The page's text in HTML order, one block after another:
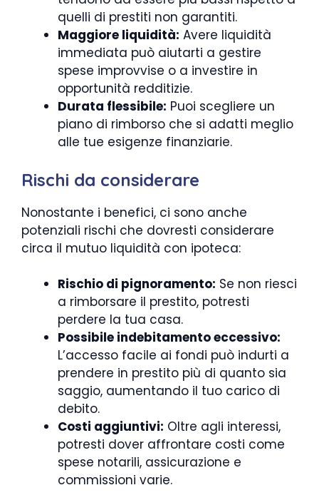
quelli di prestiti non garantiti.
Maggiore liquidità: Avere liquidità
immediata può aiutarti a gestire
spese improvvise o a investire in
opportunità redditizie.
Durata flessibile: Puoi scegliere un
piano di rimborso che si adatti meglio
alle tue esigenze finanziarie.
Rischi da considerare
Nonostante i benefici, ci sono anche
potenziali rischi che dovresti considerare
circa il mutuo liquidità con ipoteca:
Rischio di pignoramento: Se non riesci
a rimborsare il prestito, potresti
perdere la tua casa.
Possibile indebitamento eccessivo:
L’accesso facile ai fondi può indurti a
prendere in prestito più di quanto sia
saggio, aumentando il tuo carico di
debito.
Costi aggiuntivi: Oltre agli interessi,
potresti dover affrontare costi come
spese notarili, assicurazione e
commissioni varie.